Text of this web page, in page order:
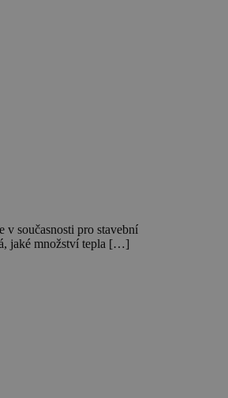
v současnosti pro stavební
jaké množství tepla […]